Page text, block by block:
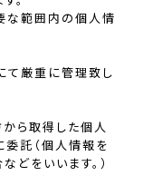
な範囲内の個人情
て厳重に管理致し
ら取得した個人
託（個人情報を
をいいます。）